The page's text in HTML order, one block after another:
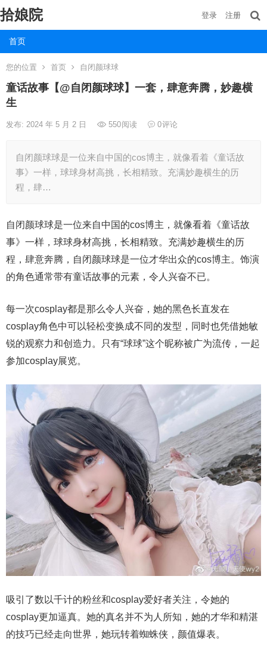
拾娘院
首页
登录 注册
您的位置 首页 自闭颜球球
童话故事【@自闭颜球球】一套，肆意奔腾，妙趣横
生
发布: 2024 年 5 月 2 日 550阅读 0评论
自闭颜球球是一位来自中国的cos博主，就像看着《童话故
事》一样，球球身材高挑，长相精致。充满妙趣横生的历
程，肆…
自闭颜球球是一位来自中国的cos博主，就像看着《童话故
事》一样，球球身材高挑，长相精致。充满妙趣横生的历
程，肆意奔腾，自闭颜球球是一位才华出众的cos博主。饰演
的角色通常带有童话故事的元素，令人兴奋不已。
每一次cosplay都是那么令人兴奋，她的黑色长直发在
cosplay角色中可以轻松变换成不同的发型，同时也凭借她敏
锐的观察力和创造力。只有“球球”这个昵称被广为流传，一起
参加cosplay展览。
吸引了数以千计的粉丝和cosplay爱好者关注，令她的
cosplay更加逼真。她的真名并不为人所知，她的才华和精湛
的技巧已经走向世界，她玩转着蜘蛛侠，颜值爆表。